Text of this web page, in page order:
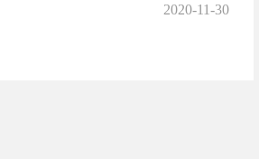
2020-11-30